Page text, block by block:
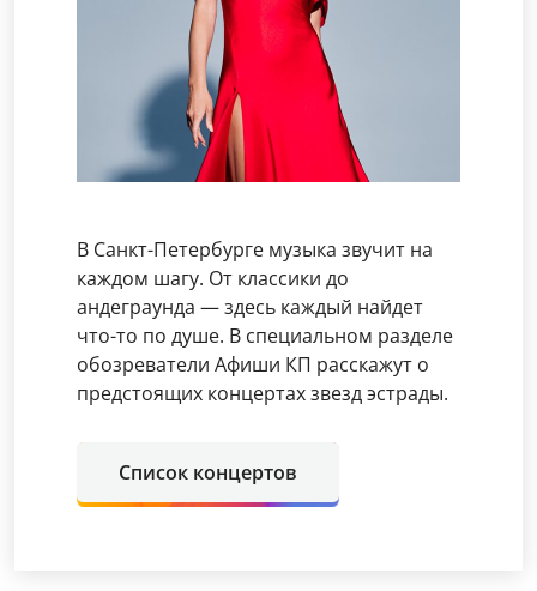
В Санкт-Петербурге музыка звучит на
каждом шагу. От классики до
андеграунда — здесь каждый найдет
что-то по душе. В специальном разделе
обозреватели Афиши КП расскажут о
предстоящих концертах звезд эстрады.
Список концертов